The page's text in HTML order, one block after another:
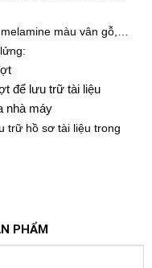
màu vân gỗ,…
để lưu trữ tài liệu
nhà máy
trữ hồ sơ tài liệu trong
PHẨM